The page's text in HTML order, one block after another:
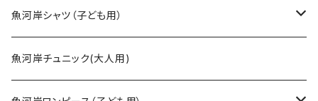
SSサイズ
Sサイズ
魚河岸シャツ（子ども用）
90cm
魚河岸チュニック(大人用)